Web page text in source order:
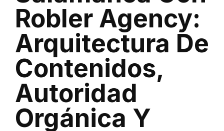
Robler Agency:
Arquitectura De
Contenidos,
Autoridad
Orgánica Y